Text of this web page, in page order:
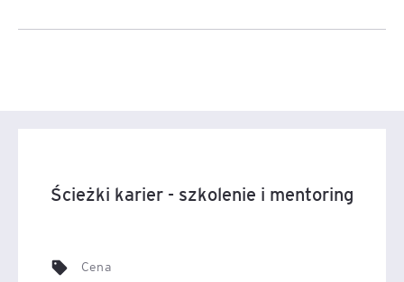
Ścieżki karier - szkolenie i mentoring
Cena